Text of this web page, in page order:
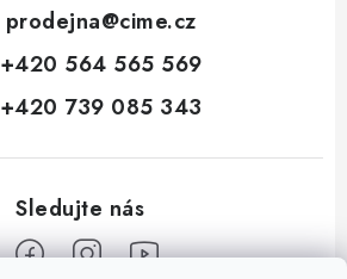
prodejna@cime.cz
+420 564 565 569
+420 739 085 343